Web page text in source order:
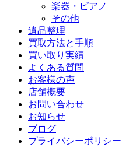
楽器・ピアノ
その他
遺品整理
買取方法と手順
買い取り実績
よくある質問
お客様の声
店舗概要
お問い合わせ
お知らせ
ブログ
プライバシーポリシー